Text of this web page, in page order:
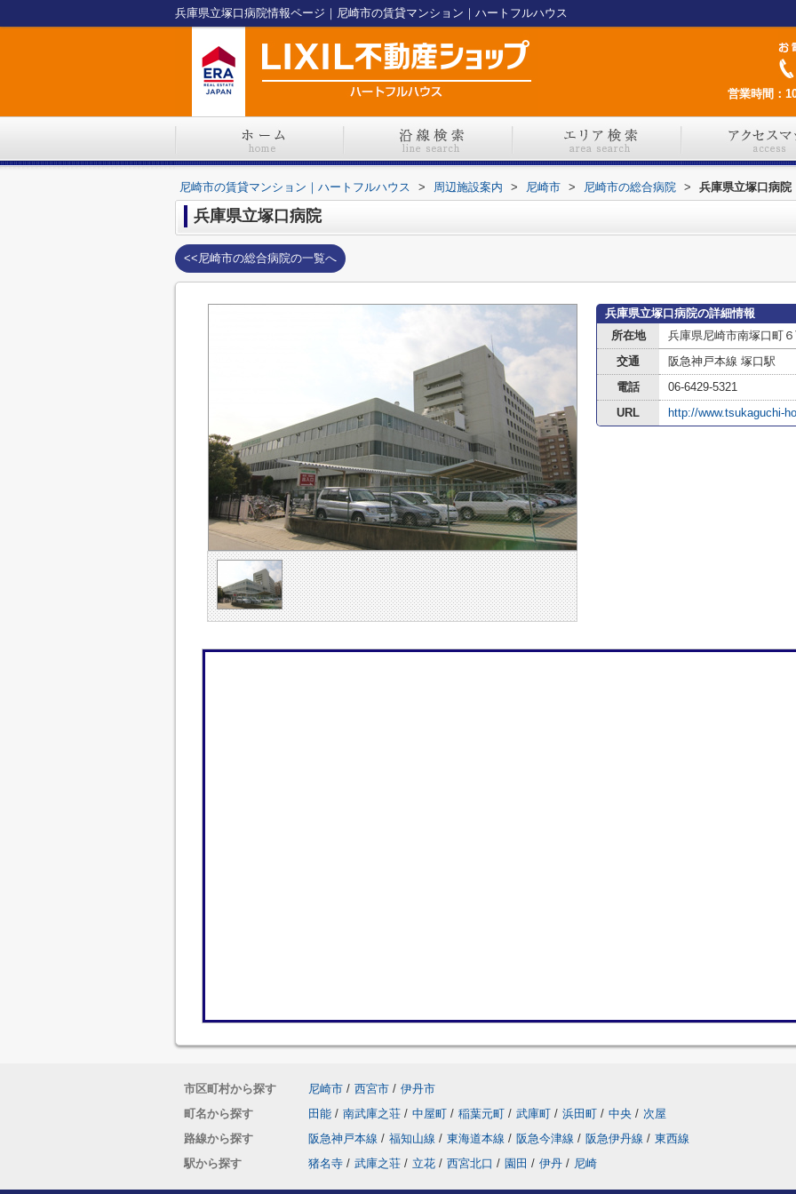
兵庫県立塚口病院情報ページ｜尼崎市の賃貸マンション｜ハートフルハウス
営業時間：
尼崎市の賃貸マンション｜ハートフルハウス > 周辺施設案内 > 尼崎市 > 尼崎市の総合病院 > 兵庫県立塚口病院
兵庫県立塚口病院
<<尼崎市の総合病院の一覧へ
兵庫県立塚口病院の詳細情報
所在地
兵庫県尼崎市南塚口町
交通
阪急神戸本線 塚口駅
電話
06-6429-5321
URL
http://www.tsukaguchi-
市区町村から探す 尼崎市 / 西宮市 / 伊丹市
町名から探す
田能 / 南武庫之荘 / 中屋町 / 稲葉元町 / 武庫町 / 浜田町 / 中央 / 次屋
路線から探す
阪急神戸本線 / 福知山線 / 東海道本線 / 阪急今津線 / 阪急伊丹線 / 東西線
駅から探す
猪名寺 / 武庫之荘 / 立花 / 西宮北口 / 園田 / 伊丹 / 尼崎